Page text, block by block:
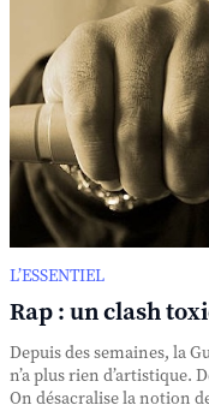
L’ESSENTIEL
Rap : un clash
Depuis des semaines, la
n’a plus rien d’artistique.
On désacralise la notion